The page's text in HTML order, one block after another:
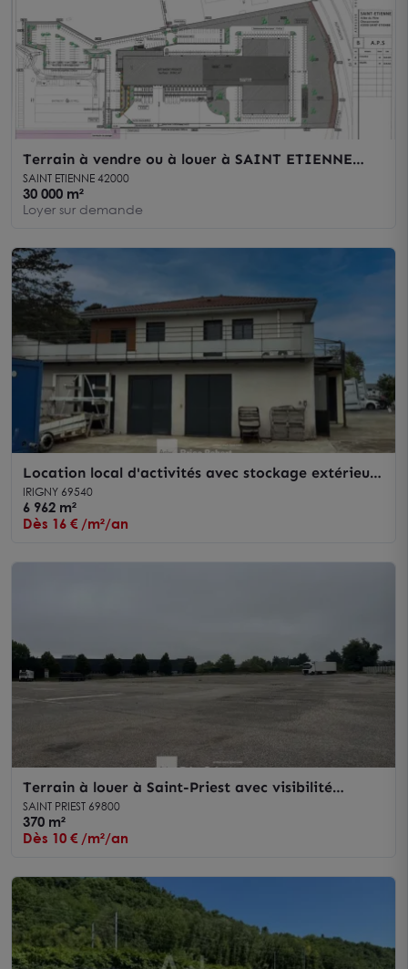
Terrain à vendre ou à louer à SAINT ETIENNE
42000
SAINT ETIENNE 42000
30 000 m²
Loyer sur demande
Location local d'activités avec stockage extérieur
à Irigny proche axes routiers
IRIGNY 69540
6 962 m²
Dès 16 € /m²/an
Terrain à louer à Saint-Priest avec visibilité
exceptionnelle sur A43
SAINT PRIEST 69800
370 m²
Dès 10 € /m²/an